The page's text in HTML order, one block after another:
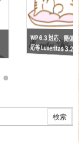
WP 6.3 対応、簡体
応等 Luxeritas